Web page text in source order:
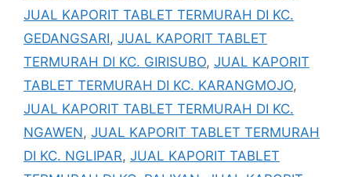
JUAL KAPORIT TABLET TERMURAH DI KC.
GEDANGSARI, JUAL KAPORIT TABLET
TERMURAH DI KC. GIRISUBO, JUAL KAPORIT
TABLET TERMURAH DI KC. KARANGMOJO,
JUAL KAPORIT TABLET TERMURAH DI KC.
NGAWEN, JUAL KAPORIT TABLET TERMURAH
DI KC. NGLIPAR, JUAL KAPORIT TABLET